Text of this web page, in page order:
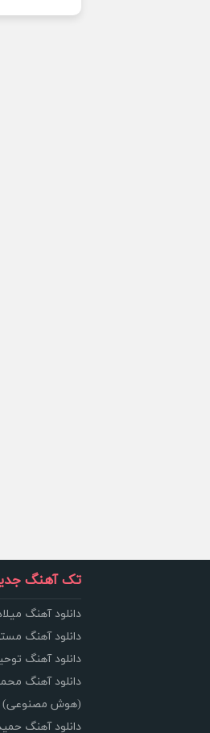
تک آهنگ
دانلود آهنگ
دانلود آهنگ
دانلود آهنگ
دانلود آهنگ
(هوش مصنوعی)
دانلود آهنگ